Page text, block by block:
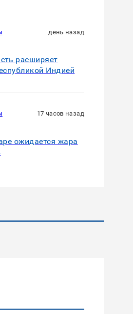
день назад
расширяет
Индией
17 часов назад
ожидается жара